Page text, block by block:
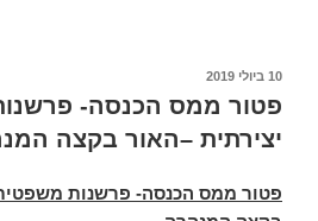
פורסם
10 ביולי 2019
פטור ממס הכנסה-
יצירתית –האור בקצה
פטור ממס הכנסה- פרשנות